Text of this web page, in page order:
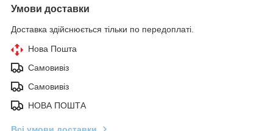
Умови доставки
Доставка здійснюється тільки по передоплаті.
Нова Пошта
Самовивіз
Самовивіз
НОВА ПОШТА
Всі умови доставки